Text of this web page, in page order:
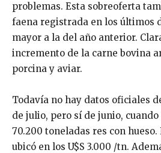
problemas. Esta sobreoferta
faena registrada en los últimos
mayor a la del año anterior.
incremento de la carne bovina
porcina y aviar.
Todavía no hay datos oficiales
de julio, pero sí de junio,
70.200 toneladas res con
ubicó en los U$S 3.000 /tn.